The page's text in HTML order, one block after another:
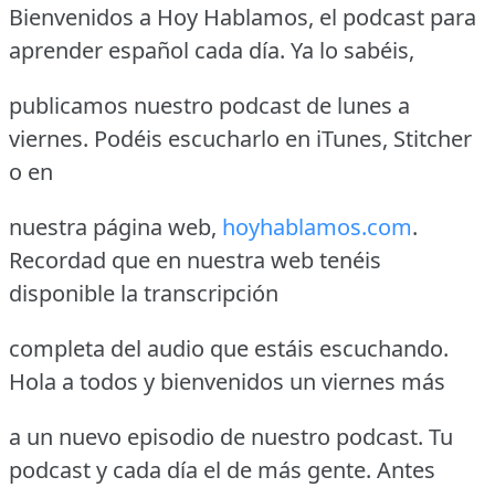
Bienvenidos a Hoy Hablamos, el podcast para
aprender español cada día. Ya lo sabéis,
publicamos nuestro podcast de lunes a
viernes. Podéis escucharlo en iTunes, Stitcher
o en
nuestra página web, hoyhablamos.com.
Recordad que en nuestra web tenéis
disponible la transcripción
completa del audio que estáis escuchando.
Hola a todos y bienvenidos un viernes más
a un nuevo episodio de nuestro podcast. Tu
podcast y cada día el de más gente. Antes